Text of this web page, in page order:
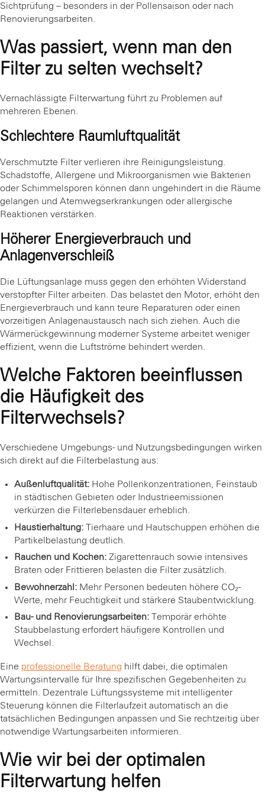
Sichtprüfung – besonders in der Pollensaison oder nach
Renovierungsarbeiten.
Was passiert, wenn man den
Filter zu selten wechselt?
Vernachlässigte Filterwartung führt zu Problemen auf
mehreren Ebenen.
Schlechtere Raumluftqualität
Verschmutzte Filter verlieren ihre Reinigungsleistung.
Schadstoffe, Allergene und Mikroorganismen wie Bakterien
oder Schimmelsporen können dann ungehindert in die Räume
gelangen und Atemwegserkrankungen oder allergische
Reaktionen verstärken.
Höherer Energieverbrauch und
Anlagenverschleiß
Die Lüftungsanlage muss gegen den erhöhten Widerstand
verstopfter Filter arbeiten. Das belastet den Motor, erhöht den
Energieverbrauch und kann teure Reparaturen oder einen
vorzeitigen Anlagenaustausch nach sich ziehen. Auch die
Wärmerückgewinnung moderner Systeme arbeitet weniger
effizient, wenn die Luftströme behindert werden.
Welche Faktoren beeinflussen
die Häufigkeit des
Filterwechsels?
Verschiedene Umgebungs- und Nutzungsbedingungen wirken
sich direkt auf die Filterbelastung aus:
Außenluftqualität: Hohe Pollenkonzentrationen, Feinstaub
in städtischen Gebieten oder Industrieemissionen
verkürzen die Filterlebensdauer erheblich.
Haustierhaltung: Tierhaare und Hautschuppen erhöhen die
Partikelbelastung deutlich.
Rauchen und Kochen: Zigarettenrauch sowie intensives
Braten oder Frittieren belasten die Filter zusätzlich.
Bewohnerzahl: Mehr Personen bedeuten höhere CO₂-
Werte, mehr Feuchtigkeit und stärkere Staubentwicklung.
Bau- und Renovierungsarbeiten: Temporär erhöhte
Staubbelastung erfordert häufigere Kontrollen und
Wechsel.
Eine professionelle Beratung hilft dabei, die optimalen
Wartungsintervalle für Ihre spezifischen Gegebenheiten zu
ermitteln. Dezentrale Lüftungssysteme mit intelligenter
Steuerung können die Filterlaufzeit automatisch an die
tatsächlichen Bedingungen anpassen und Sie rechtzeitig über
notwendige Wartungsarbeiten informieren.
Wie wir bei der optimalen
Filterwartung helfen